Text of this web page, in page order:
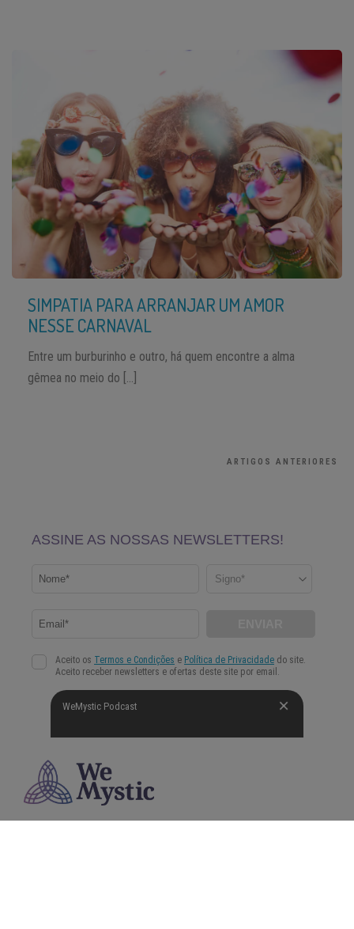
SIMPATIA PARA ARRANJAR UM AMOR
NESSE CARNAVAL
Entre um burburinho e outro, há quem encontre a alma
gêmea no meio do […]
ARTIGOS ANTERIORES
WeMystic Podcast